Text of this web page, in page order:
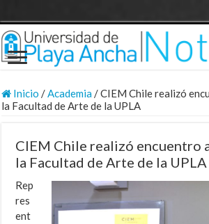
Inicio /Academia/CIEM Chile realizó
la Facultad de Arte de la UPLA
CIEM Chile realizó encuentro
la Facultad de Arte de la UPLA
Rep
res
ent